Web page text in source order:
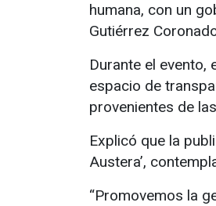
humana, con un
Gutiérrez
Durante el
espacio de
provenientes de
Explicó que la
Austera’,
“Promovemos la